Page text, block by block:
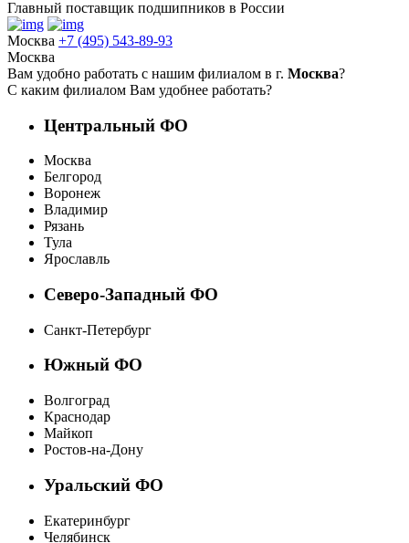
Главный поставщик подшипников в России
Москва +7 (495) 543-89-93
Москва
Вам удобно работать с нашим филиалом в г. Москва?
С каким филиалом Вам удобнее работать?
Центральный ФО
Москва
Белгород
Воронеж
Владимир
Рязань
Тула
Ярославль
Северо-Западный ФО
Санкт-Петербург
Южный ФО
Волгоград
Краснодар
Майкоп
Ростов-на-Дону
Уральский ФО
Екатеринбург
Челябинск